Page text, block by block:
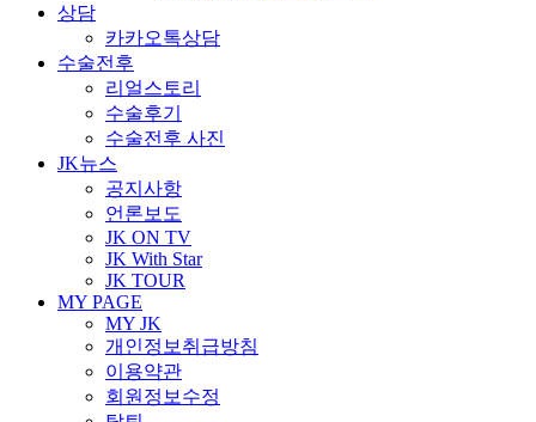
상담
카카오톡상담
수술전후
리얼스토리
수술후기
수술전후 사진
JK뉴스
공지사항
언론보도
JK ON TV
JK With Star
JK TOUR
MY PAGE
MY JK
개인정보취급방침
이용약관
회원정보수정